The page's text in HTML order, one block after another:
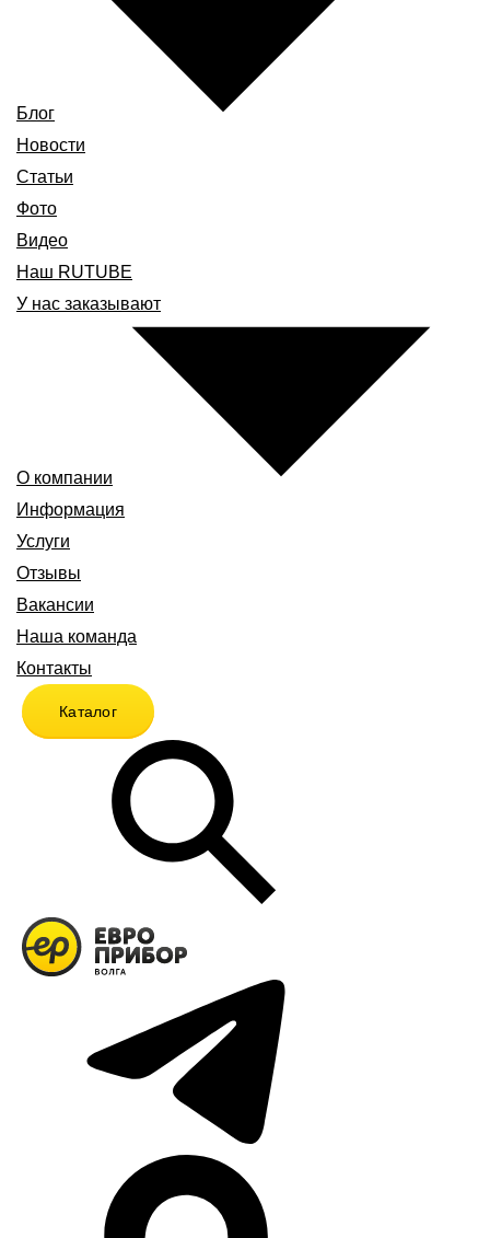
Блог
Новости
Статьи
Фото
Видео
Наш RUTUBE
У нас заказывают
О компании
Информация
Услуги
Отзывы
Вакансии
Наша команда
Контакты
Каталог